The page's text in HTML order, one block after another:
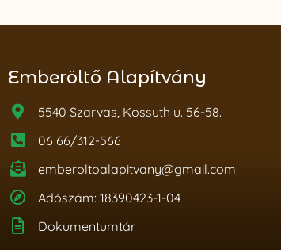
Emberöltő Alapítvány
5540 Szarvas, Kossuth u. 56-58.
06 66/312-566
emberoltoalapitvany@gmail.com
Adószám: 18390423-1-04
Dokumentumtár